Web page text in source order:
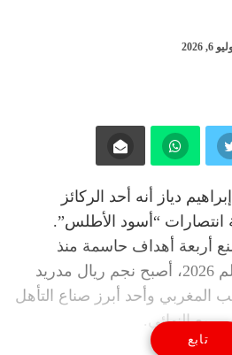
6, 2026
دياز أنه أحد الركائز
انتصارات “أسود الأطلس”.
أربعة أهداف حاسمة منذ
انطلاق بطولة كأس العالم 2026، أصبح نجم ريال مدريد
المغربي وأحد أبرز صناع التأهل
ربع النهائي.
تابع